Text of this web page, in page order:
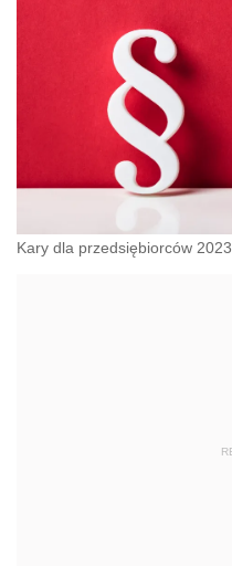
Kary dla przedsiębiorców 2023